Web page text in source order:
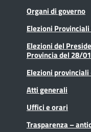
Organi di governo
Elezioni
Elezioni del
Provincia del 28/
Elezioni
Atti generali
Uffici e orari
Trasparenza –